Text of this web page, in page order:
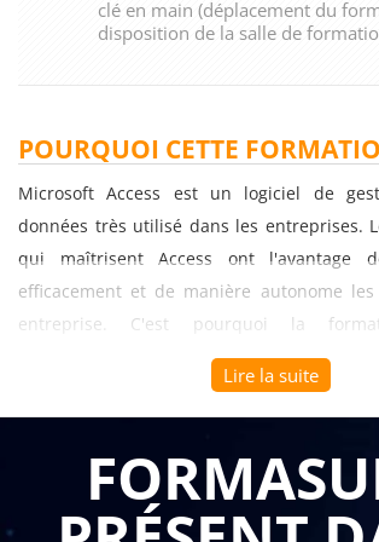
clé en main (déplacement du
disposition de la salle de
POURQUOI CETTE
Microsoft Access est un logiciel de
données très utilisé dans les entreprises.
qui maîtrisent Access ont l'avantage
efficacement et de manière autonome
entreprise. C'est pourquoi la
Perfectionnement" est un véritable
professionnels souhaitant perfectionner
logiciel.
La formation permet d'acquérir des
pour créer, modifier et gérer des
Lire la suite